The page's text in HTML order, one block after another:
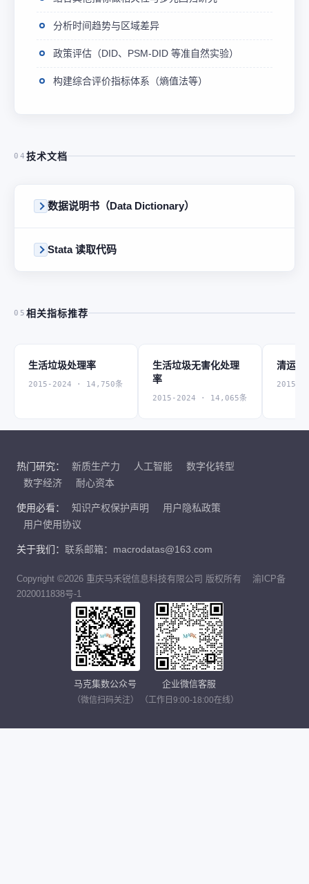
分析时间趋势与区域差异
政策评估（DID、PSM-DID 等准自然实验）
构建综合评价指标体系（熵值法等）
04 技术文档
数据说明书（Data Dictionary）
Stata 读取代码
05 相关指标推荐
生活垃圾处理率
2015-2024 · 14,750条
生活垃圾无害化处理
率
2015-2024 · 14,065条
清运量
2015-
热门研究： 新质生产力 人工智能
数字化转型
数字经济
耐心资本
使用必看： 知识产权保护声明
用户隐私政策
用户使用协议
关于我们： 联系邮箱：macrodatas@163.com
Copyright ©2026 重庆马禾锐信息科技有限公司 版权所有
渝ICP备
2020011838号-1
马克集数公众号
（微信扫码关注）
企业微信客服
（工作日9:00-18:00在线）